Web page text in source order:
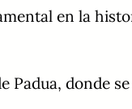
en la
Padua, donde